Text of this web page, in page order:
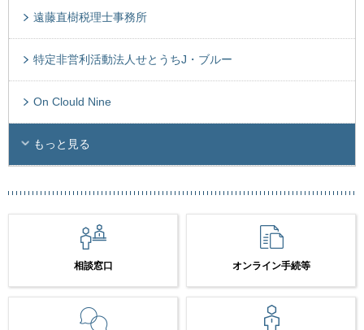
遠藤直樹税理士事務所
特定非営利活動法人せとうちJ・ブルー
On Clould Nine
もっと見る
相談窓口 オンライン手続等